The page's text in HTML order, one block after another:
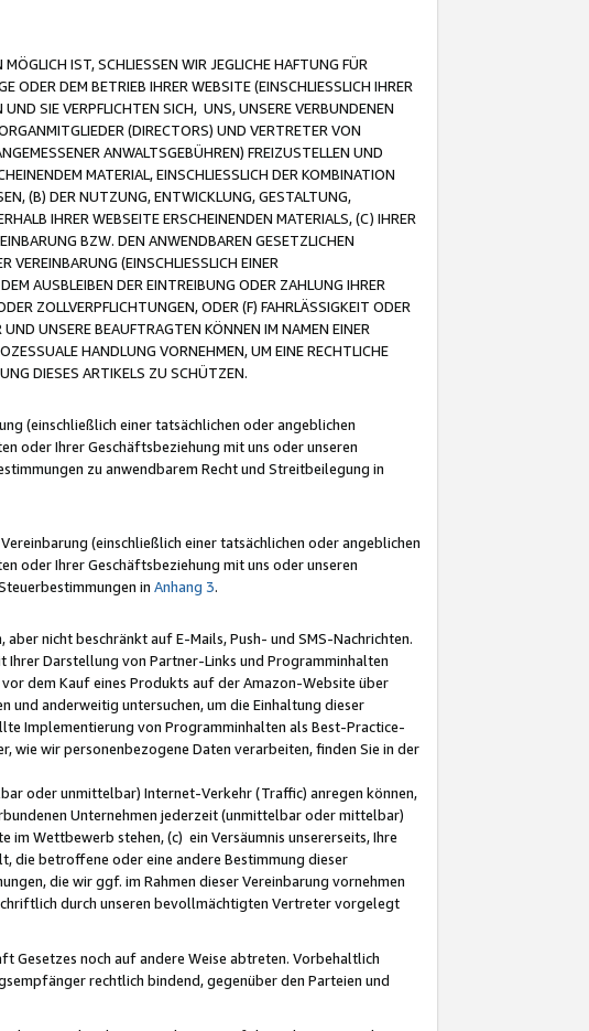
IST, SCHLIESSEN WIR JEGLICHE HAFTUNG FÜR
ODER DEM BETRIEB IHRER WEBSITE (EINSCHLIESSLICH IHRER
SIE VERPFLICHTEN SICH, UNS, UNSERE VERBUNDENEN
(DIRECTORS) UND VERTRETER VON
ANWALTSGEBÜHREN) FREIZUSTELLEN UND
MATERIAL, EINSCHLIESSLICH DER KOMBINATION
(B) DER NUTZUNG, ENTWICKLUNG, GESTALTUNG,
IHRER WEBSEITE ERSCHEINENDEN MATERIALS, (C) IHRER
BZW. DEN ANWENDBAREN GESETZLICHEN
VEREINBARUNG (EINSCHLIESSLICH EINER
AUSBLEIBEN DER EINTREIBUNG ODER ZAHLUNG IHRER
ZOLLVERPFLICHTUNGEN, ODER (F) FAHRLÄSSIGKEIT ODER
UNSERE BEAUFTRAGTEN KÖNNEN IM NAMEN EINER
HANDLUNG VORNEHMEN, UM EINE RECHTLICHE
DIESES ARTIKELS ZU SCHÜTZEN.
(einschließlich einer tatsächlichen oder angeblichen
oder Ihrer Geschäftsbeziehung mit uns oder unseren
zu anwendbarem Recht und Streitbeilegung in
(einschließlich einer tatsächlichen oder angeblichen
oder Ihrer Geschäftsbeziehung mit uns oder unseren
in Anhang 3.
nicht beschränkt auf E-Mails, Push- und SMS-Nachrichten.
Ihrer Darstellung von Partner-Links und Programminhalten
dem Kauf eines Produkts auf der Amazon-Website über
und anderweitig untersuchen, um die Einhaltung dieser
Implementierung von Programminhalten als Best-Practice-
wie wir personenbezogene Daten verarbeiten, finden Sie in der
oder unmittelbar) Internet-Verkehr (Traffic) anregen können,
Unternehmen jederzeit (unmittelbar oder mittelbar)
Wettbewerb stehen, (c) ein Versäumnis unsererseits, Ihre
die betroffene oder eine andere Bestimmung dieser
die wir ggf. im Rahmen dieser Vereinbarung vornehmen
durch unseren bevollmächtigten Vertreter vorgelegt
Gesetzes noch auf andere Weise abtreten. Vorbehaltlich
rechtlich bindend, gegenüber den Parteien und